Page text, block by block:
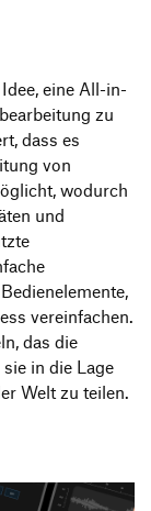
eine All-in-
zu
dass es
von
wodurch
und
vereinfachen.
das die
in die Lage
Welt zu teilen.